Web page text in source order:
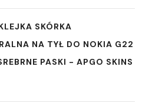
SKÓRKA
NA TYŁ DO NOKIA G22
PASKI - APGO SKINS